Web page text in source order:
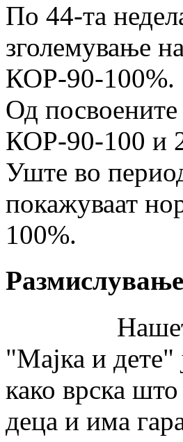
По 44-та
зголемување
КОР-90-100%.
Од посвоените
КОР-90-100 и
Уште во
покажу­ваат
100%.
Размислување
Нашето
"Мајка и дете"
како врска
деца и има